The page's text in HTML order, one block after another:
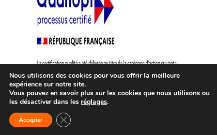
Nous utilisons des cookies pour vous offrir la meilleure
expérience sur notre site.
Vous pouvez en savoir plus sur les cookies que nous utilisons ou
les désactiver dans les réglages.
Accepter Fermer la bannière des cookies GDPR
La certification QUALIOPI atteste que notre organisme est conforme aux
exigences du référentiel national qualité ce qui vous permet de faire financer
vos formations par des financements publics ou mutualisés.